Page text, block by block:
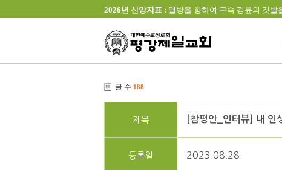
2026년 신앙지표 : 열방을 향하여 구속 경륜의 깃발
글 수 188
제목 [참평안_인터뷰] 내 인
등록일 2023.08.28